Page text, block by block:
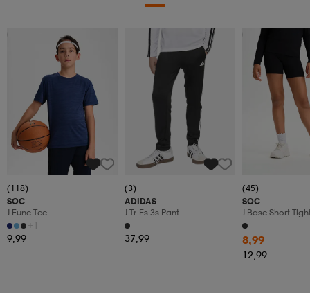
(118)
SOC
J Func Tee
+1
9,99
(3)
ADIDAS
J Tr-Es 3s Pant
37,99
Member
(45)
SOC
J Base Short
8,99
12,99